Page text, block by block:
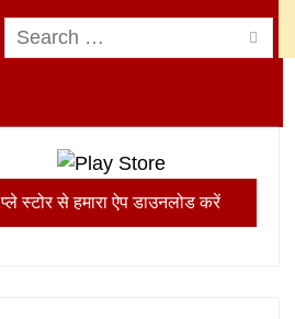
Search
for:
प्ले स्टोर से हमारा ऐप डाउनलोड करें